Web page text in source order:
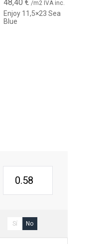
48,40€ /m2 IVA inc.
Enjoy 11,5×23 Sea
Blue
Sí No